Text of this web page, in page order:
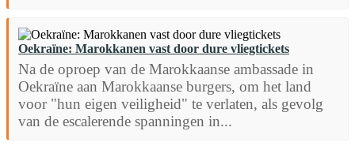
Oekraïne: Marokkanen vast door dure vliegtickets
Na de oproep van de Marokkaanse ambassade in
Oekraïne aan Marokkaanse burgers, om het land
voor "hun eigen veiligheid" te verlaten, als gevolg
van de escalerende spanningen in...